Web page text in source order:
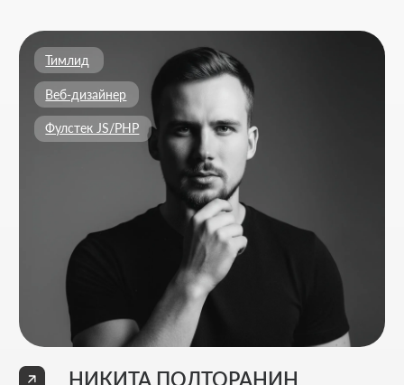
НИКИТА ПОЛТОРАНИН
Цифровые решения и продуктовая логика
Моя задача - собрать цифровую экосистему, где
сайт, сервисы и реклама работают вместе на ваши
цели и прозрачно показывают результат в цифрах.